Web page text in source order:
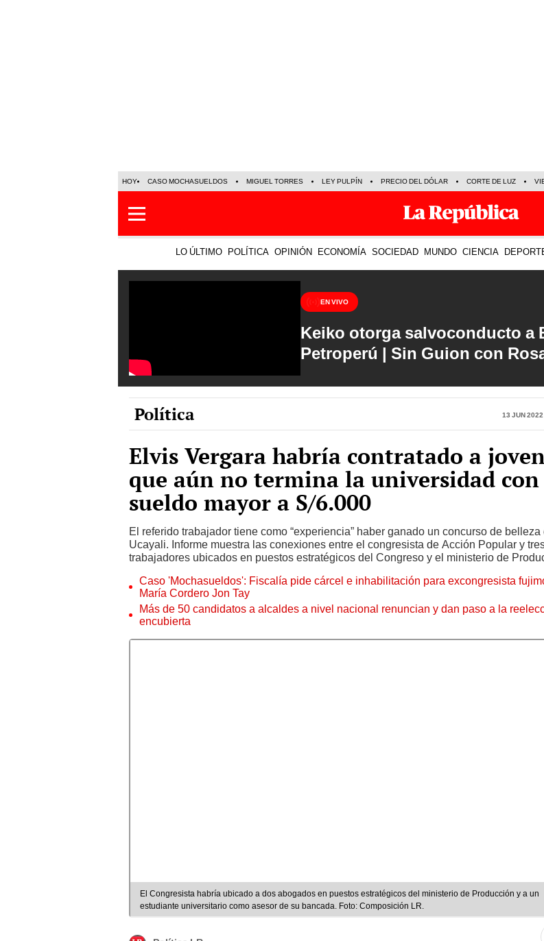
HOY CASO MOCHASUELDOS MIGUEL TORRES LEY PULPÍN PRECIO DEL DÓLAR CORTE DE LUZ
LO ÚLTIMO POLÍTICA OPINIÓN ECONOMÍA SOCIEDAD MUNDO CIENCIA
EN VIVO
Keiko otorga salvoconducto a
Petroperú | Sin Guion con
Política 13 Jun
Elvis Vergara habría contratado a
que aún no termina la universidad con
sueldo mayor a S/6.000
El referido trabajador tiene como “experiencia” haber ganado un concurso de belleza
Ucayali. Informe muestra las conexiones entre el congresista de Acción Popular y
trabajadores ubicados en puestos estratégicos del Congreso y el ministerio de
Caso 'Mochasueldos': Fiscalía pide cárcel e inhabilitación para excongresista
María Cordero Jon Tay
Más de 50 candidatos a alcaldes a nivel nacional renuncian y dan paso a la
encubierta
El Congresista habría ubicado a dos abogados en puestos estratégicos del ministerio de Producción y a un
estudiante universitario como asesor de su bancada. Foto: Composición LR.